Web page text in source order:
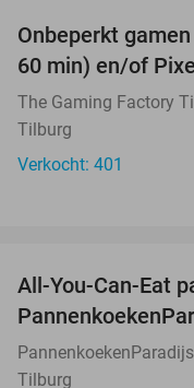
Onbeperkt
60 min) en/of
The Gaming Factory
Tilburg
Verkocht: 401
All-You-Can-Eat
Tilburg